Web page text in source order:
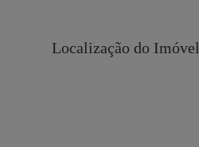
Localização do Imóvel